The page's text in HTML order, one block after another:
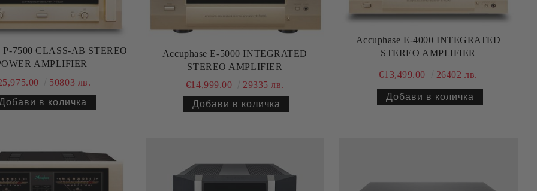
P-7500 CLASS-AB STEREO
AMPLIFIER
50803 лв.
Accuphase E-5000 INTEGRATED
STEREO AMPLIFIER
€14,999.00
29335 лв.
Accuphase E-4000 INTEGRATED
STEREO AMPLIFIER
€13,499.00 26402 лв.